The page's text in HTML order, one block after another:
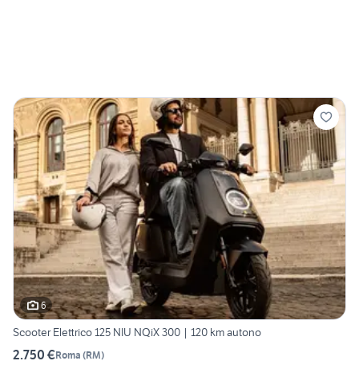
6
Scooter Elettrico 125 NIU NQiX 300 | 120 km autono
2.750 €Roma (RM)